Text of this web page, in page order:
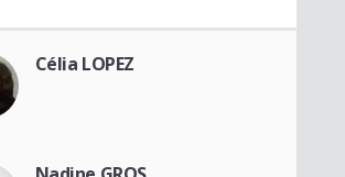
Célia LOPEZ